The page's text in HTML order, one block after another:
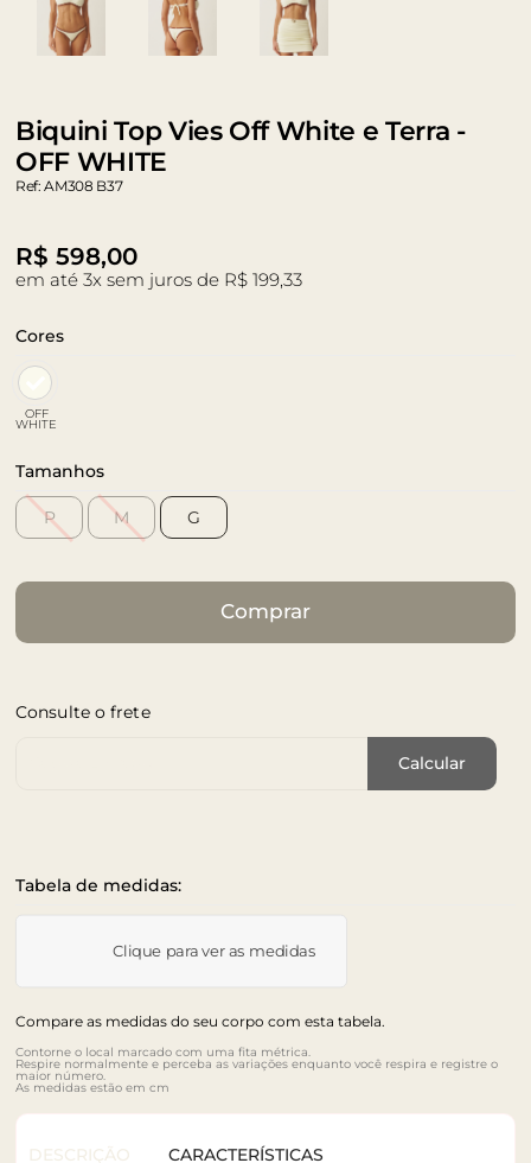
Biquini Top Vies Off White e Terra -
OFF WHITE
Ref: AM308 B37
R$ 598,00
em até 3x sem juros de R$ 199,33
Cores
OFF
WHITE
Tamanhos
P M G
Comprar
Consulte o frete
Calcular
Tabela de medidas:
Clique para ver as medidas
Compare as medidas do seu corpo com esta tabela.
Contorne o local marcado com uma fita métrica.
Respire normalmente e perceba as variações enquanto você respira e registre o
maior número.
As medidas estão em cm
DESCRIÇÃO CARACTERÍSTICAS